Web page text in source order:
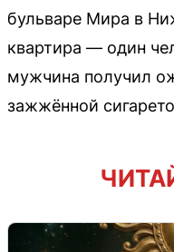
бульваре Мира в
квартира — один
мужчина получил
зажжённой